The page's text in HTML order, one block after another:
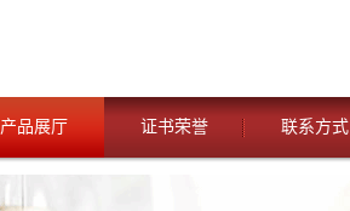
产品展厅 证书荣誉 联系方式